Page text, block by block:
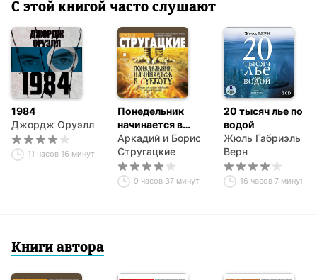
С этой книгой часто слушают
1984
Джордж Оруэлл
11 часов 16 минут
Понедельник
начинается в
субботу
Аркадий и Борис
Стругацкие
9 часов 37 минут
20 тысяч лье под
водой
Жюль Габриэль
Верн
16 часов 7 минут
Книги автора